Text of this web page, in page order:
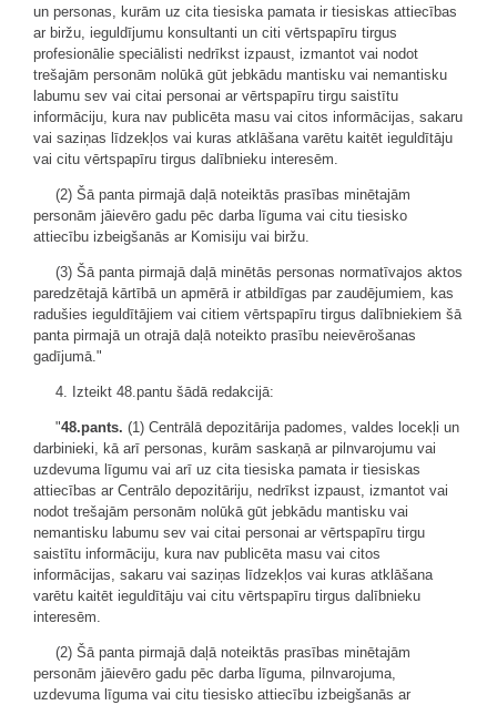
un personas, kurām uz cita tiesiska pamata ir tiesiskas attiecības
ar biržu, ieguldījumu konsultanti un citi vērtspapīru tirgus
profesionālie speciālisti nedrīkst izpaust, izmantot vai nodot
trešajām personām nolūkā gūt jebkādu mantisku vai nemantisku
labumu sev vai citai personai ar vērtspapīru tirgu saistītu
informāciju, kura nav publicēta masu vai citos informācijas, sakaru
vai saziņas līdzekļos vai kuras atklāšana varētu kaitēt ieguldītāju
vai citu vērtspapīru tirgus dalībnieku interesēm.
(2) Šā panta pirmajā daļā noteiktās prasības minētajām
personām jāievēro gadu pēc darba līguma vai citu tiesisko
attiecību izbeigšanās ar Komisiju vai biržu.
(3) Šā panta pirmajā daļā minētās personas normatīvajos aktos
paredzētajā kārtībā un apmērā ir atbildīgas par zaudējumiem, kas
radušies ieguldītājiem vai citiem vērtspapīru tirgus dalībniekiem šā
panta pirmajā un otrajā daļā noteikto prasību neievērošanas
gadījumā."
4. Izteikt 48.pantu šādā redakcijā:
"48.pants. (1) Centrālā depozitārija padomes, valdes locekļi un
darbinieki, kā arī personas, kurām saskaņā ar pilnvarojumu vai
uzdevuma līgumu vai arī uz cita tiesiska pamata ir tiesiskas
attiecības ar Centrālo depozitāriju, nedrīkst izpaust, izmantot vai
nodot trešajām personām nolūkā gūt jebkādu mantisku vai
nemantisku labumu sev vai citai personai ar vērtspapīru tirgu
saistītu informāciju, kura nav publicēta masu vai citos
informācijas, sakaru vai saziņas līdzekļos vai kuras atklāšana
varētu kaitēt ieguldītāju vai citu vērtspapīru tirgus dalībnieku
interesēm.
(2) Šā panta pirmajā daļā noteiktās prasības minētajām
personām jāievēro gadu pēc darba līguma, pilnvarojuma,
uzdevuma līguma vai citu tiesisko attiecību izbeigšanās ar